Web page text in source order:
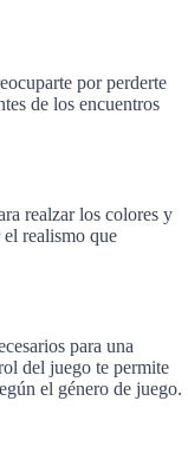
por perderte
de los encuentros
realzar los colores y
realismo que
para una
del juego te permite
el género de juego.